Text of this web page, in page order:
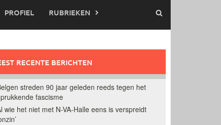
PROFIEL RUBRIEKEN
RECENTE BERICHTEN
streden 90 jaar geleden reeds tegen het
fascisme
wie het niet met N-VA-Halle eens is verspreidt